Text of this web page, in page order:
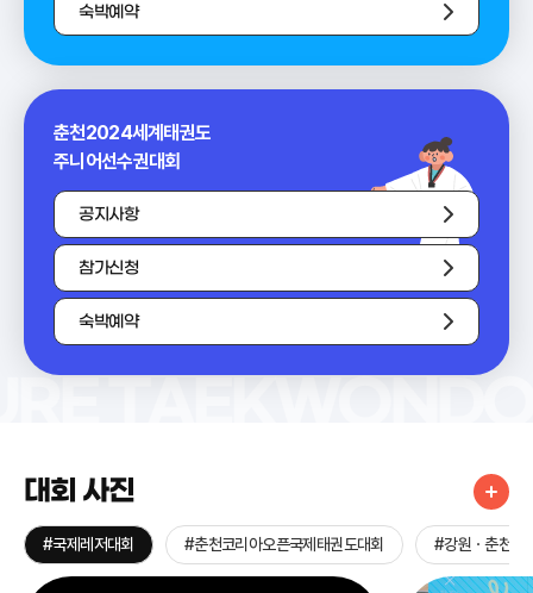
숙박예약
춘천2024세계태권도
주니어선수권대회
공지사항
참가신청
숙박예약
TAEKWONDO
대회 사진
#국제레저대회 #춘천코리아오픈국제태권도대회 #강원ㆍ춘천세